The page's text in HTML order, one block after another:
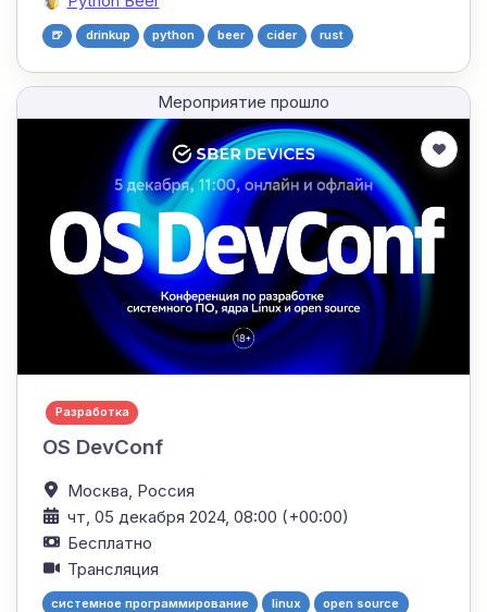
🍺 drinkup python beer cider rust
Мероприятие прошло
Разработка
OS DevConf
Москва, Россия
чт, 05 декабря 2024, 08:00 (+00:00)
Бесплатно
Трансляция
системное программирование linux
open source